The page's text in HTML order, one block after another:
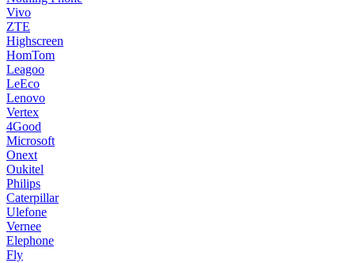
Vivo
ZTE
Highscreen
HomTom
Leagoo
LeEco
Lenovo
Vertex
4Good
Microsoft
Onext
Oukitel
Philips
Caterpillar
Ulefone
Vernee
Elephone
Fly